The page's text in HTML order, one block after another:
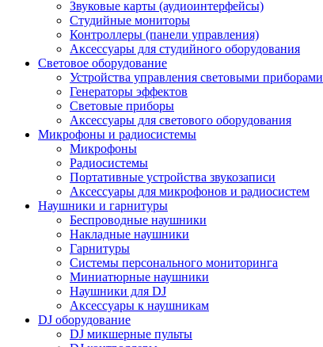
Звуковые карты (аудиоинтерфейсы)
Студийные мониторы
Контроллеры (панели управления)
Аксессуары для студийного оборудования
Световое оборудование
Устройства управления световыми приборами
Генераторы эффектов
Световые приборы
Аксессуары для светового оборудования
Микрофоны и радиосистемы
Микрофоны
Радиосистемы
Портативные устройства звукозаписи
Аксессуары для микрофонов и радиосистем
Наушники и гарнитуры
Беспроводные наушники
Накладные наушники
Гарнитуры
Системы персонального мониторинга
Миниатюрные наушники
Наушники для DJ
Аксессуары к наушникам
DJ оборудование
DJ микшерные пульты